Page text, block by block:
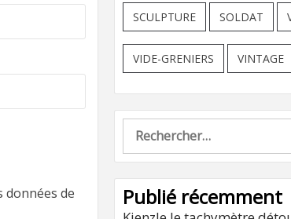
données de
SCULPTURE SOLDAT
VIDE-GRENIERS VINTAGE
Rechercher :
Publié récemment